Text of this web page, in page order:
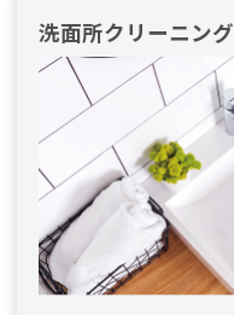
洗面所クリーニング